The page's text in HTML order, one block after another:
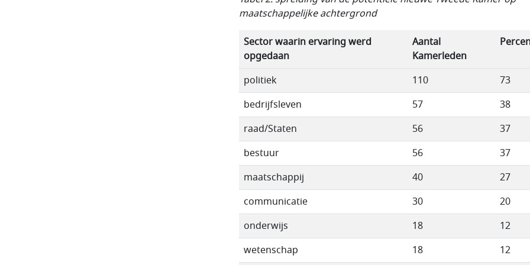
maatschappelijke achtergrond
Sector waarin ervaring werd
opgedaan
Aantal
Kamerleden
politiek 110
73
bedrijfsleven
57
38
raad/Staten
56
37
bestuur
56
37
maatschappij
40
27
communicatie
30
20
onderwijs
18
12
wetenschap
18 12